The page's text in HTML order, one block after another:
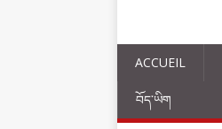
ACCUEIL
བོད་ཡིག